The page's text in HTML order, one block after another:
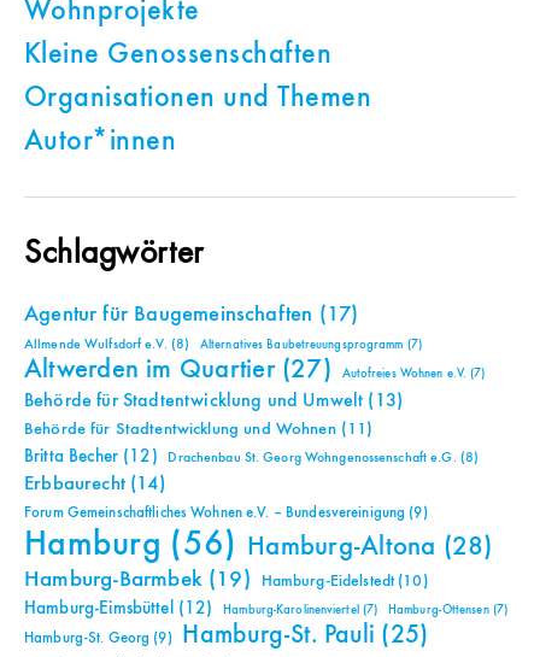
Wohnprojekte
Kleine Genossenschaften
Organisationen und Themen
Autor*innen
Schlagwörter
Agentur für Baugemeinschaften (17)
Allmende Wulfsdorf e.V. (8) Alternatives Baubetreuungsprogramm (7)
Altwerden im Quartier(27) Autofreies Wohnen e.V. (7)
Behörde für Stadtentwicklung und Umwelt (13)
Behörde für Stadtentwicklung und Wohnen(11)
Britta Becher(12) Drachenbau St. Georg Wohngenossenschaft e.G. (8)
Erbbaurecht(14)
Forum Gemeinschaftliches Wohnen e.V. – Bundesvereinigung (9)
Hamburg (56) Hamburg-Altona (28)
Hamburg-Barmbek(19) Hamburg-Eidelstedt(10)
Hamburg-Eimsbüttel (12) Hamburg-Karolinenviertel (7) Hamburg-Ottensen(7)
Hamburg-St. Georg (9) Hamburg-St. Pauli (25)